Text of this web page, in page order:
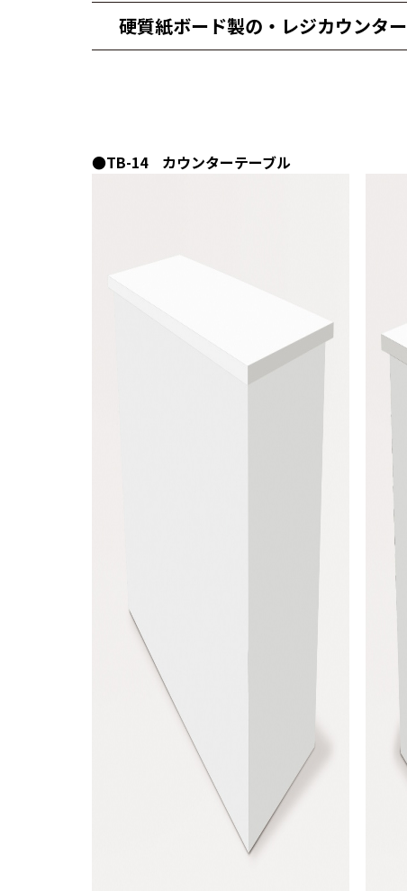
硬質紙ボード製の・レジカウンター
●TB-14 カウンターテーブル